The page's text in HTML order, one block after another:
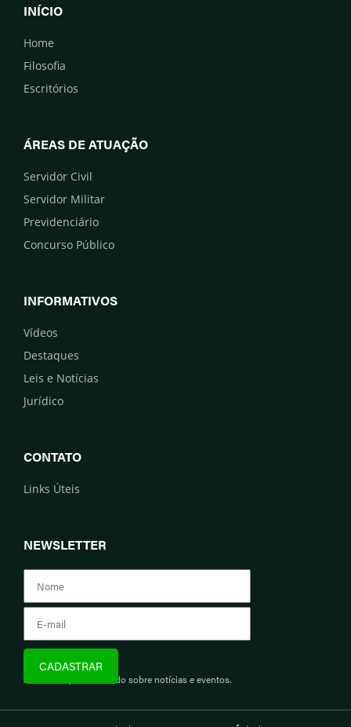
INÍCIO
Home
Filosofia
Escritórios
ÁREAS DE ATUAÇÃO
Servidor Civil
Servidor Militar
Previdenciário
Concurso Público
INFORMATIVOS
Vídeos
Destaques
Leis e Notícias
Jurídico
CONTATO
Links Úteis
NEWSLETTER
Assine e fique informado sobre notícias e eventos.